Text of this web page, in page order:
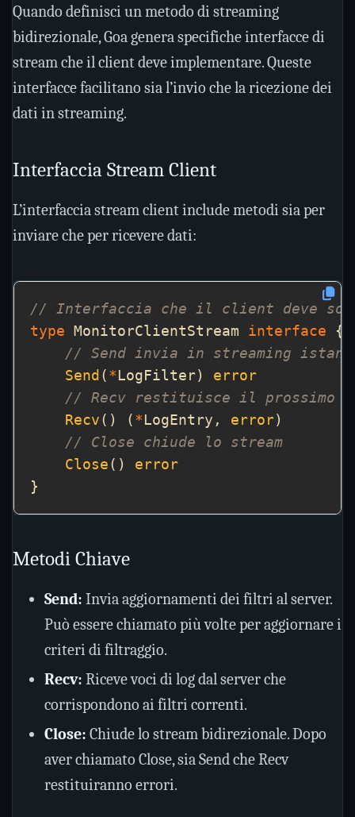
Quando definisci un metodo di streaming
bidirezionale, Goa genera specifiche interfacce di
stream che il client deve implementare. Queste
interfacce facilitano sia l’invio che la ricezione dei
dati in streaming.
Interfaccia Stream Client
L’interfaccia stream client include metodi sia per
inviare che per ricevere dati:
// Interfaccia che il client deve
type MonitorClientStream interface
// Send invia in streaming
Send ( * LogFilter) error
// Recv restituisce il prossimo
Recv () ( * LogEntry, error
// Close chiude lo stream
Close () error
Metodi Chiave
Send: Invia aggiornamenti dei filtri al server.
Può essere chiamato più volte per aggiornare i
criteri di filtraggio.
Recv: Riceve voci di log dal server che
corrispondono ai filtri correnti.
Close: Chiude lo stream bidirezionale. Dopo
aver chiamato Close, sia Send che Recv
restituiranno errori.